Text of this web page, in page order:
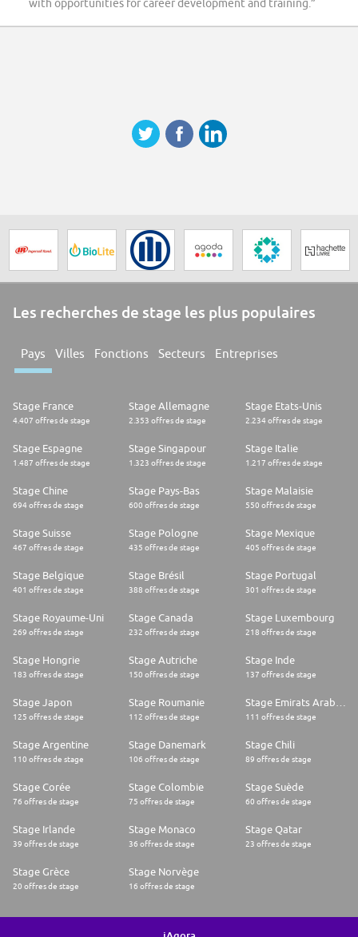
with opportunities for career development and training.”
Les recherches de stage les plus populaires
Pays Villes Fonctions Secteurs Entreprises
Stage France
4.407 offres de stage
Stage Allemagne
2.353 offres de stage
Stage Etats-Unis
2.234 offres de stage
Stage Espagne
1.487 offres de stage
Stage Singapour
1.323 offres de stage
Stage Italie
1.217 offres de stage
Stage Chine
694 offres de stage
Stage Pays-Bas
600 offres de stage
Stage Malaisie
550 offres de stage
Stage Suisse
467 offres de stage
Stage Pologne
435 offres de stage
Stage Mexique
405 offres de stage
Stage Belgique
401 offres de stage
Stage Brésil
388 offres de stage
Stage Portugal
301 offres de stage
Stage Royaume-Uni
269 offres de stage
Stage Canada
232 offres de stage
Stage Luxembourg
218 offres de stage
Stage Hongrie
183 offres de stage
Stage Autriche
150 offres de stage
Stage Inde
137 offres de stage
Stage Japon
125 offres de stage
Stage Roumanie
112 offres de stage 111 offres de stage
Stage Argentine
110 offres de stage
Stage Danemark
106 offres de stage
Stage Chili
89 offres de stage
Stage Corée
76 offres de stage
Stage Colombie
75 offres de stage
Stage Suède
60 offres de stage
Stage Irlande
39 offres de stage
Stage Monaco
36 offres de stage
Stage Qatar
23 offres de stage
Stage Grèce
20 offres de stage
Stage Norvège
16 offres de stage